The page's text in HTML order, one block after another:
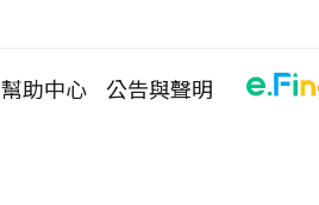
幫助中心 公告與聲明